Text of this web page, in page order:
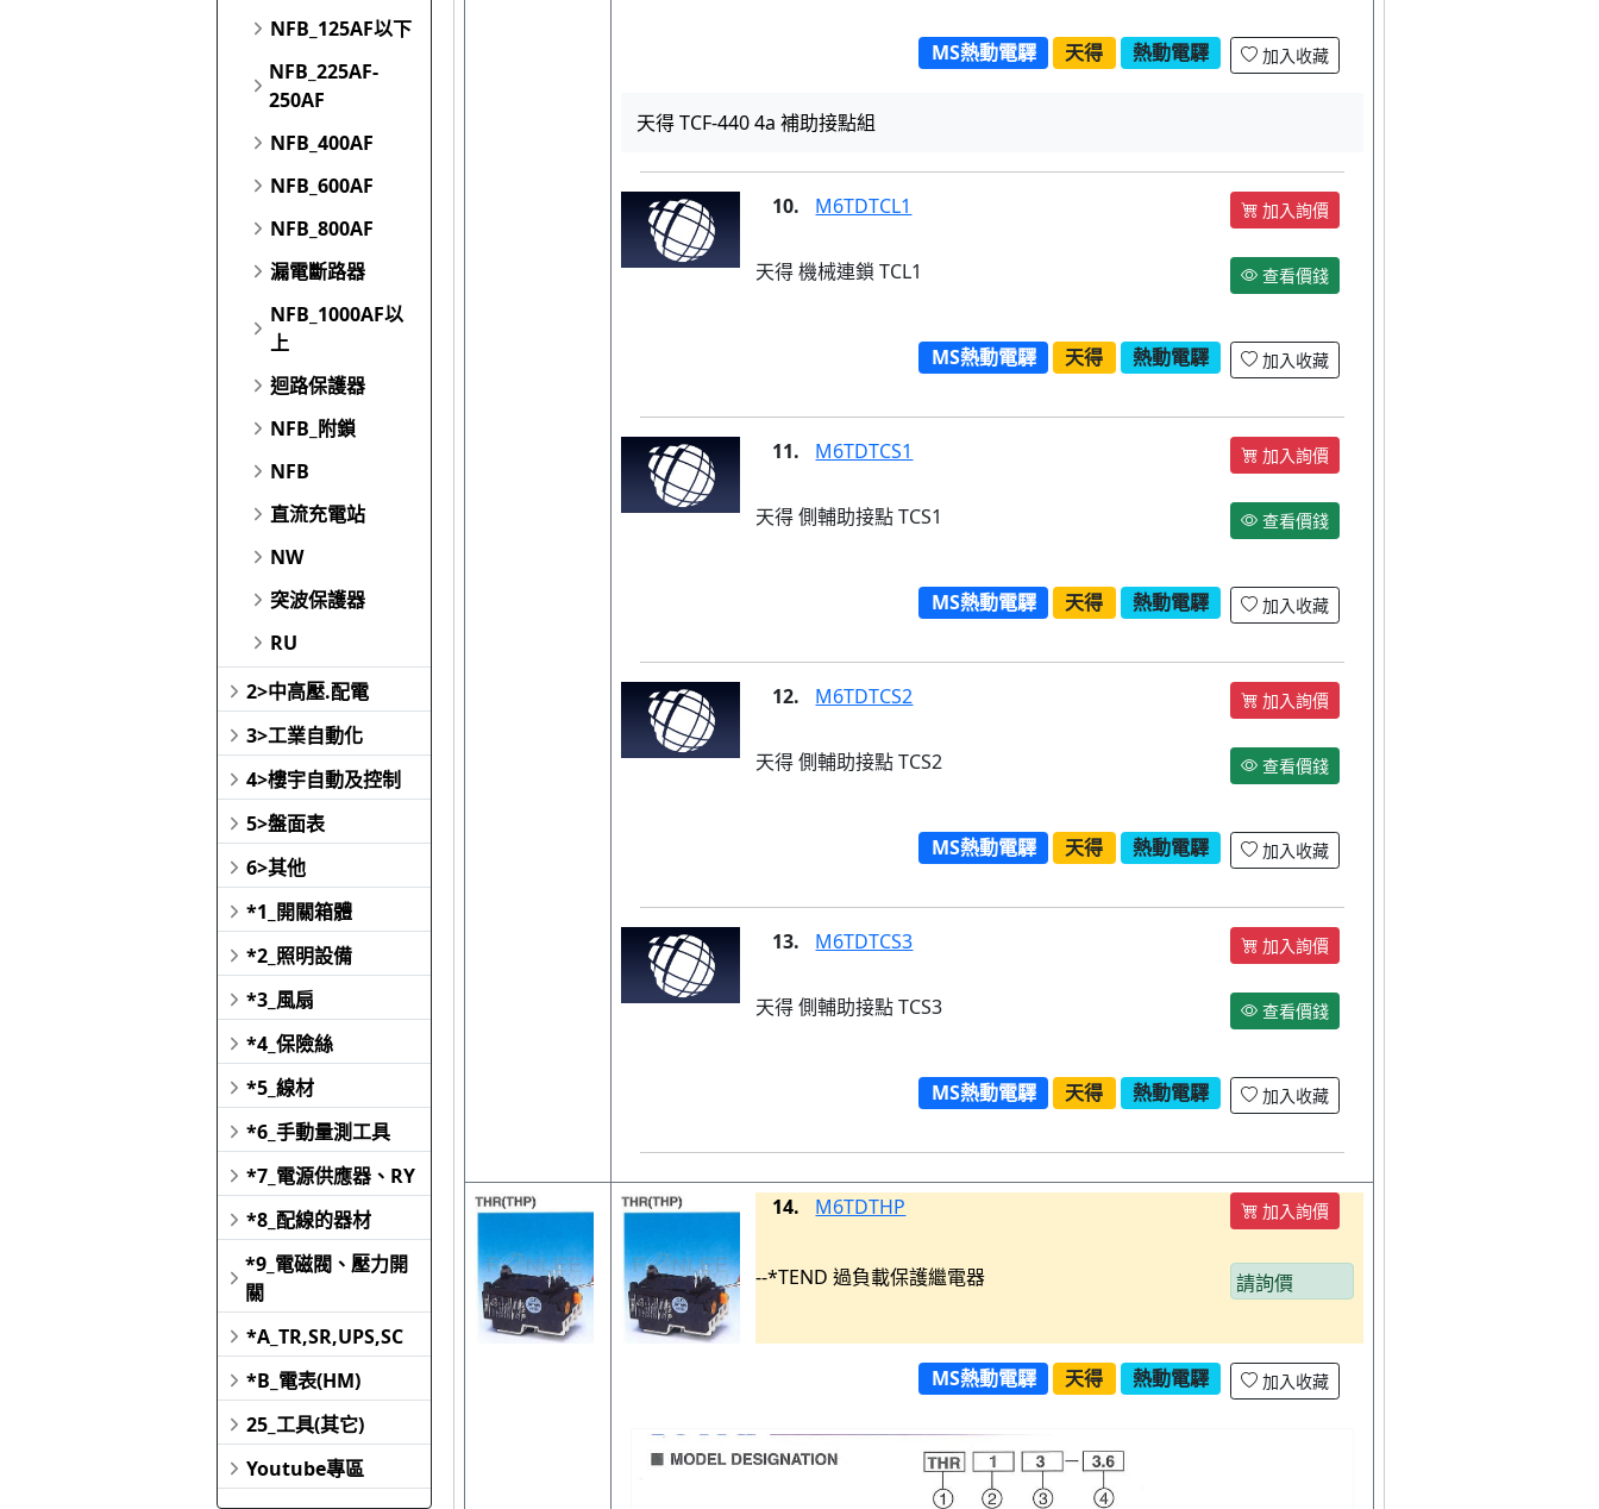
NFB_125AF以下
NFB_225AF-
250AF
NFB_400AF
NFB_600AF
NFB_800AF
漏電斷路器
NFB_1000AF以
上
迴路保護器
NFB_附鎖
NFB
直流充電站
NW
突波保護器
RU
2>中高壓.配電
3>工業自動化
4>樓宇自動及控制
5>盤面表
6>其他
*1_開關箱體
*2_照明設備
*3_風扇
*4_保險絲
*5_線材
*6_手動量測工具
*7_電源供應器、RY
*8_配線的器材
*9_電磁閥、壓力開
關
*A_TR,SR,UPS,SC
*B_電表(HM)
25_工具(其它)
Youtube專區
MS熱動電驛 天得 熱動電驛 加入收藏
天得 TCF-440 4a 補助接點組
10. M6TDTCL1 加入詢價
天得 機械連鎖 TCL1 查看價錢
MS熱動電驛 天得 熱動電驛 加入收藏
11. M6TDTCS1 加入詢價
天得 側輔助接點 TCS1 查看價錢
MS熱動電驛 天得 熱動電驛 加入收藏
12. M6TDTCS2 加入詢價
天得 側輔助接點 TCS2 查看價錢
MS熱動電驛 天得 熱動電驛 加入收藏
13. M6TDTCS3 加入詢價
天得 側輔助接點 TCS3 查看價錢
MS熱動電驛 天得 熱動電驛 加入收藏
14. M6TDTHP 加入詢價
--*TEND 過負載保護繼電器 請詢價
MS熱動電驛 天得 熱動電驛 加入收藏